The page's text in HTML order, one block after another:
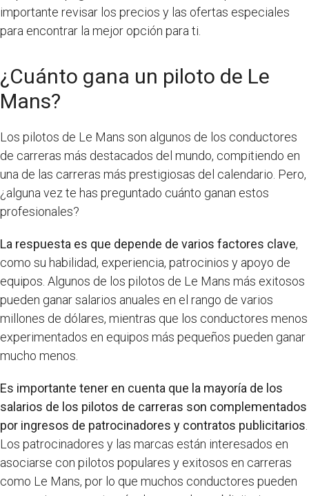
importante revisar los precios y las ofertas especiales
para encontrar la mejor opción para ti.
¿Cuánto gana un piloto de Le
Mans?
Los pilotos de Le Mans son algunos de los conductores
de carreras más destacados del mundo, compitiendo en
una de las carreras más prestigiosas del calendario. Pero,
¿alguna vez te has preguntado cuánto ganan estos
profesionales?
La respuesta es que depende de varios factores clave,
como su habilidad, experiencia, patrocinios y apoyo de
equipos. Algunos de los pilotos de Le Mans más exitosos
pueden ganar salarios anuales en el rango de varios
millones de dólares, mientras que los conductores menos
experimentados en equipos más pequeños pueden ganar
mucho menos.
Es importante tener en cuenta que la mayoría de los
salarios de los pilotos de carreras son complementados
por ingresos de patrocinadores y contratos publicitarios
Los patrocinadores y las marcas están interesados en
asociarse con pilotos populares y exitosos en carreras
como Le Mans, por lo que muchos conductores pueden